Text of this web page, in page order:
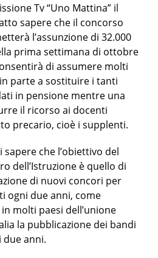
Tv “Uno Mattina” il
sapere che il concorso
l’assunzione di 32.000
prima settimana di ottobre
di assumere molti
parte a sostituire i tanti
in pensione mentre una
il ricorso ai docenti
precario, cioè i supplenti.
che l’obiettivo del
dell’Istruzione è quello di
di nuovi concori per
ogni due anni, come
molti paesi dell’unione
la pubblicazione dei bandi
due anni.